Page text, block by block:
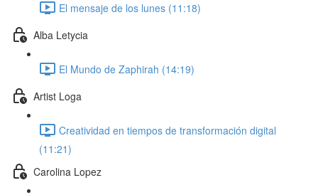
El mensaje de los lunes (11:18)
Alba Letycia
El Mundo de Zaphirah (14:19)
Artist Loga
Creatividad en tiempos de transformación digital
(11:21)
Carolina Lopez